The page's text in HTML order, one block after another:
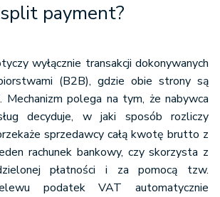
payment?
wyłącznie transakcji dokonywanych
(B2B), gdzie obie strony są
Mechanizm polega na tym, że nabywca
decyduje, w jaki sposób rozliczy
sprzedawcy całą kwotę brutto z
rachunek bankowy, czy skorzysta z
płatności i za pomocą tzw.
podatek VAT automatycznie